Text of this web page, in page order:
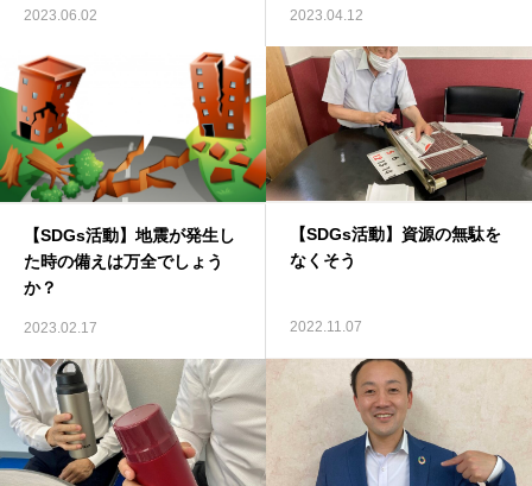
2023.06.02 2023.04.12
【SDGs活動】地震が発生し
た時の備えは万全でしょう
か？
2023.02.17
【SDGs活動】資源の無駄を
なくそう
2022.11.07